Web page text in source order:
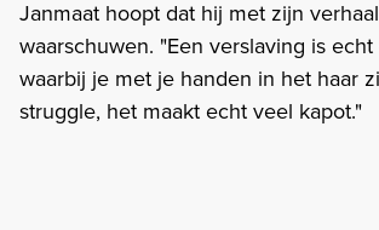
Janmaat hoopt dat hij met zijn
waarschuwen. "Een verslaving is
waarbij je met je handen in het haar
struggle, het maakt echt veel kapot."